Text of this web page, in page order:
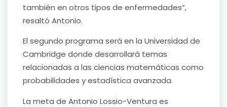
también en otros tipos de enfermedades”,
resaltó Antonio.
El segundo programa será en la Universidad de
Cambridge donde desarrollará temas
relacionadas a las ciencias matemáticas como
probabilidades y estadística avanzada.
La meta de Antonio Lossio-Ventura es